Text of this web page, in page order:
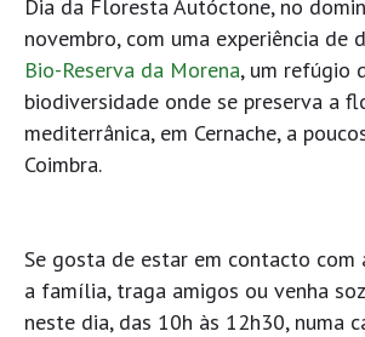
Dia da Floresta Autóctone, no
novembro, com uma experiência de
Bio-Reserva da Morena, um refúgio
biodiversidade onde se preserva a
mediterrânica, em Cernache, a
Coimbra.
Se gosta de estar em contacto com
a família, traga amigos ou venha
neste dia, das 10h às 12h30, numa